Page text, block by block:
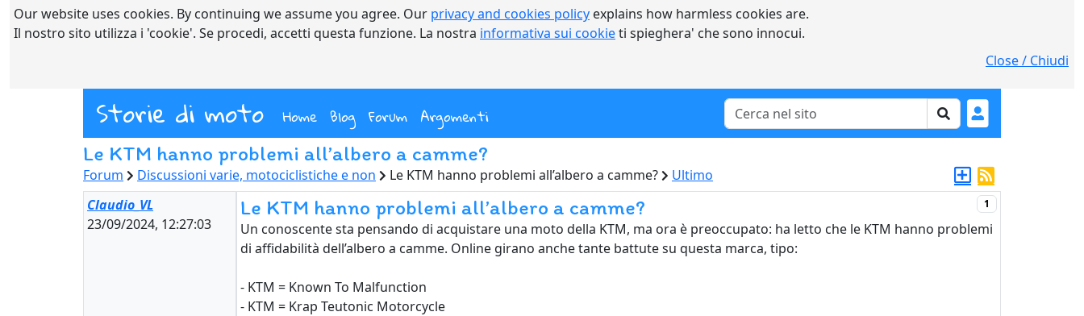
Our website uses cookies. By continuing we assume you agree. Our privacy and cookies policy explains how harmless cookies are.
Il nostro sito utilizza i 'cookie'. Se procedi, accetti questa funzione. La nostra informativa sui cookieti spieghera' che sono innocui.
Close / Chiudi
Storie di moto Home(current)
Blog Forum Argomenti
Le KTM hanno problemi all’albero a camme?
Forum Discussioni varie, motociclistiche e non Le KTM hanno problemi all’albero a camme?
Ultimo
Claudio_VL
23/09/2024, 12:27:03
1
Le KTM hanno problemi all’albero a camme?
Un conoscente sta pensando di acquistare una moto della KTM, ma ora è preoccupato: ha letto che le KTM hanno problemi
di affidabilità dell’albero a camme. Online girano anche tante battute su questa marca, tipo:
- KTM = Known To Malfunction
- KTM = Krap Teutonic Motorcycle